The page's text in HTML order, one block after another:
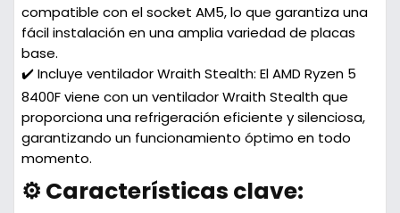
compatible con el socket AM5, lo que garantiza una
fácil instalación en una amplia variedad de placas
base.
✔️ Incluye ventilador Wraith Stealth: El AMD Ryzen 5
8400F viene con un ventilador Wraith Stealth que
proporciona una refrigeración eficiente y silenciosa,
garantizando un funcionamiento óptimo en todo
momento.
⚙️ Características clave: